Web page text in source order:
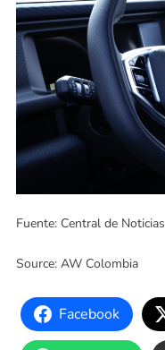
Fuente: Central de
Source: AW Colombia
Facebook